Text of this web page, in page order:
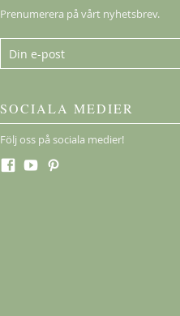
Prenumerera på vårt nyhetsbrev.
SOCIALA MEDIER
Följ oss på sociala medier!